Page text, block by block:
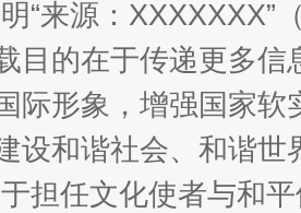
“来源：
目的在于传递更多
际形象，增强国家
设和谐社会、和谐
担任文化使者与和